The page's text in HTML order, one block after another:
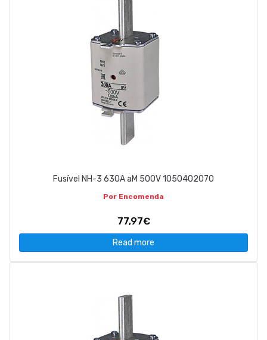
Fusível NH-3 630A aM 500V 1050402070
Por Encomenda
77,97€
Read more